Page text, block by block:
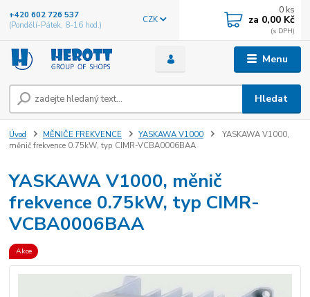
Menu
CZK
Hledat
+420 602 726 537
(Pondělí-Pátek, 8-16 hod.)
0 ks
za 0,00 Kč
Úvod MĚNIČE FREKVENCE YASKAWA V1000
YASKAWA V1000,
měnič frekvence 0.75kW, typ CIMR-VCBA0006BAA
YASKAWA V1000, měnič
frekvence 0.75kW, typ CIMR-
VCBA0006BAA
Akce